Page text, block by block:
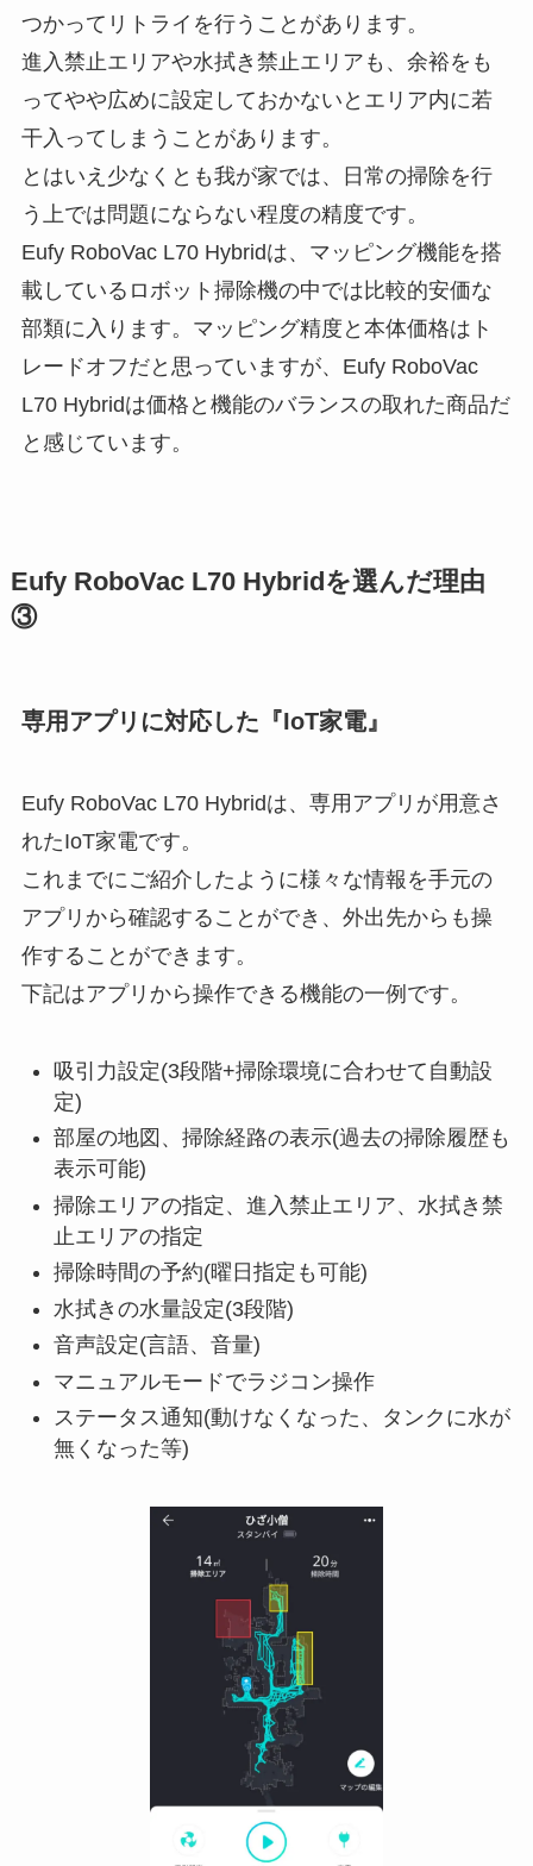
つかってリトライを行うことがあります。
進入禁止エリアや水拭き禁止エリアも、余裕をも
ってやや広めに設定しておかないとエリア内に若
干入ってしまうことがあります。
とはいえ少なくとも我が家では、日常の掃除を行
う上では問題にならない程度の精度です。
Eufy RoboVac L70 Hybridは、マッピング機能を搭
載しているロボット掃除機の中では比較的安価な
部類に入ります。マッピング精度と本体価格はト
レードオフだと思っていますが、 Eufy RoboVac
L70 Hybridは価格と機能のバランスの取れた商品だ
と感じています。
Eufy RoboVac L70 Hybridを選んだ理由
③
専用アプリに対応した『IoT家電』
Eufy RoboVac L70 Hybridは、専用アプリが用意さ
れたIoT家電です。
これまでにご紹介したように様々な情報を手元の
アプリから確認することができ、外出先からも操
作することができます。
下記はアプリから操作できる機能の一例です。
吸引力設定(3段階+掃除環境に合わせて自動設
定)
部屋の地図、掃除経路の表示(過去の掃除履歴も
表示可能)
掃除エリアの指定、進入禁止エリア、水拭き禁
止エリアの指定
掃除時間の予約(曜日指定も可能)
水拭きの水量設定(3段階)
音声設定(言語、音量)
マニュアルモードでラジコン操作
ステータス通知(動けなくなった、タンクに水が
無くなった等)